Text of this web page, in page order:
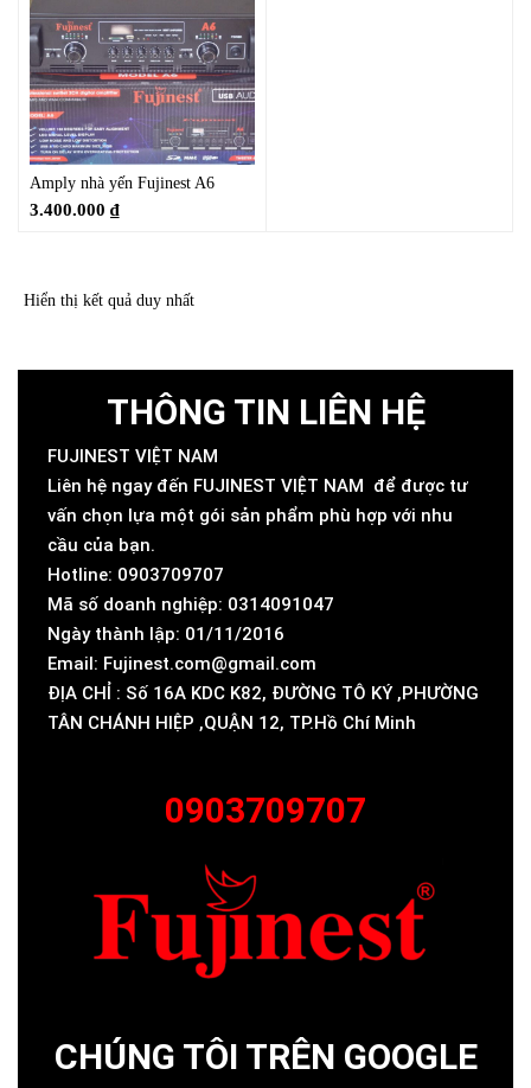
Amply nhà yến Fujinest A6
3.400.000 ₫
Hiển thị kết quả duy nhất
THÔNG TIN LIÊN HỆ
FUJINEST VIỆT NAM
Liên hệ ngay đến FUJINEST VIỆT NAM để được tư
vấn chọn lựa một gói sản phẩm phù hợp với nhu
cầu của bạn.
Hotline: 0903709707
Mã số doanh nghiệp: 0314091047
Ngày thành lập: 01/11/2016
Email: Fujinest.com@gmail.com
ĐỊA CHỈ : Số 16A KDC K82, ĐƯỜNG TÔ KÝ ,PHƯỜNG
TÂN CHÁNH HIỆP ,QUẬN 12, TP.Hồ Chí Minh
0903709707
CHÚNG TÔI TRÊN GOOGLE